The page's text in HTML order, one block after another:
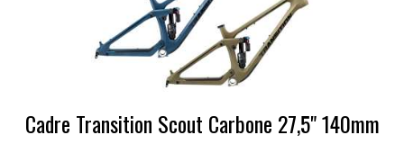
Cadre Transition Scout Carbone 27,5" 140mm